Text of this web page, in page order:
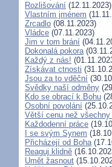
Rozlišování (12.11.2023)
Vlastním jménem
Zrcadlo (08.11.2023)
Vládce (07.11.2023)
Jim v tom brání
Dokonalá pokora
Každý z nás!
Získávat ctnosti
Jsou za to vděční
Svědky naší odměny
Kdo se obrací k Bohu
Osobní povolání
Větší cenu než všechny
Každodenní práce
I se svým Synem
Přicházejí od Boha
Reaguj klidně
Umět žasnout